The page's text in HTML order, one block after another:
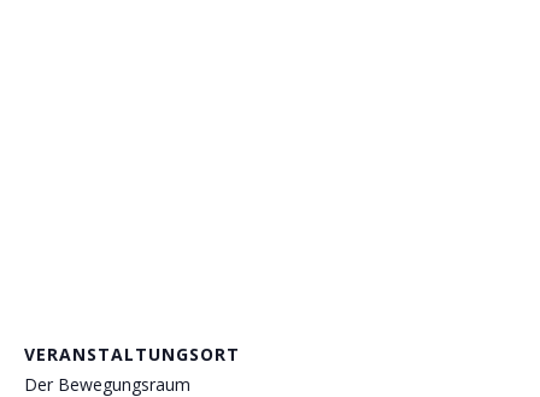
VERANSTALTUNGSORT
Der Bewegungsraum